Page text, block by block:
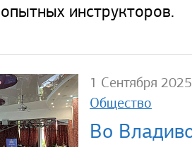
опытных инструкторов.
1 Сентября 2025
Общество
Во